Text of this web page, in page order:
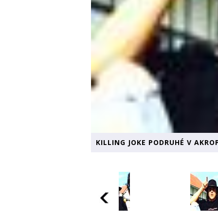
KILLING JOKE PODRUHÉ V